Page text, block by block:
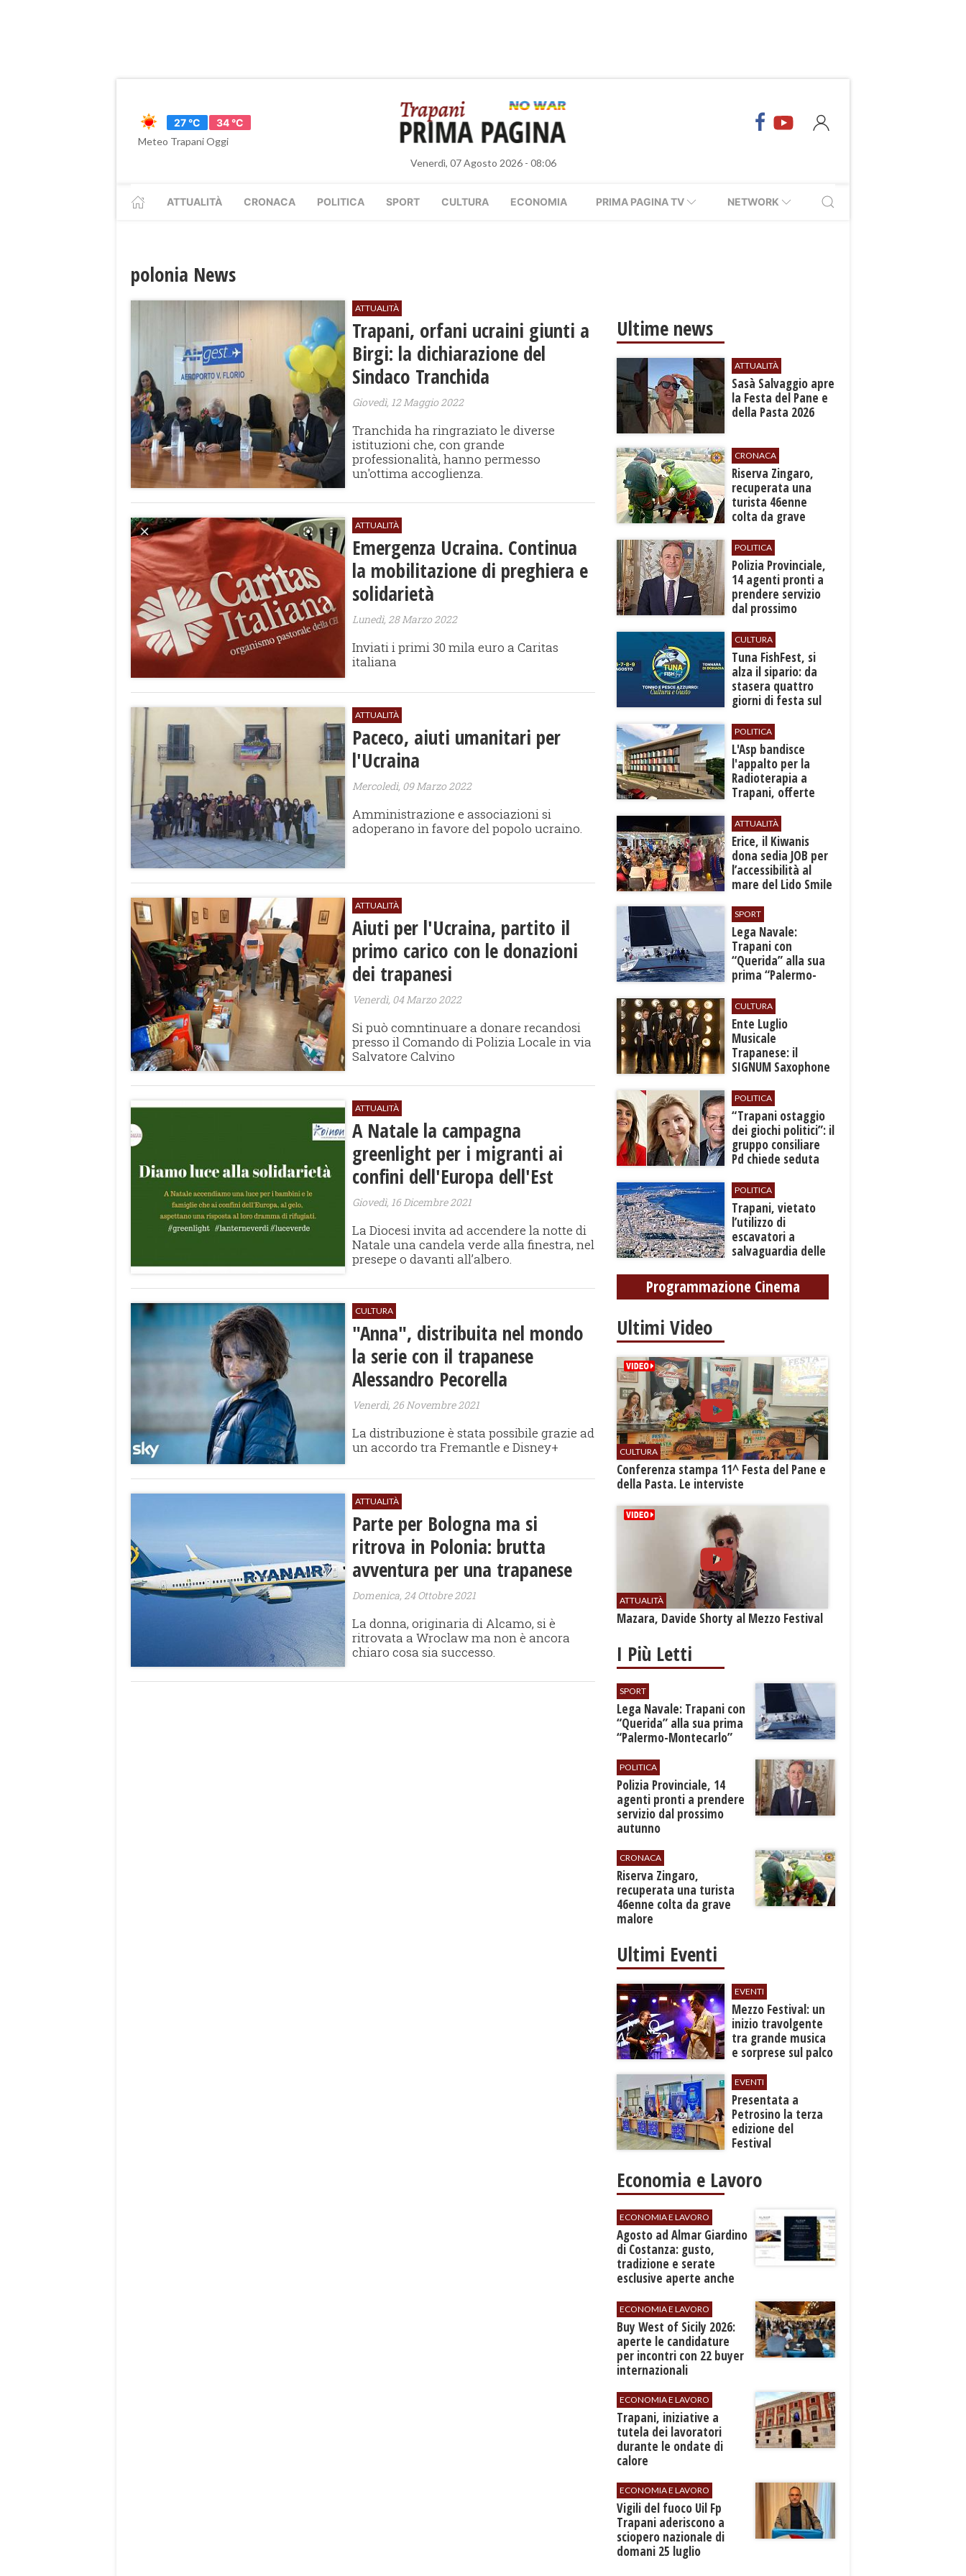
27 °C
34 °C
Meteo Trapani Oggi
Venerdì, 07 Agosto 2026 - 08:06
ATTUALITÀ CRONACA POLITICA SPORT CULTURA ECONOMIA PRIMA PAGINA TV NETWORK
polonia News
ATTUALITÀ
Trapani, orfani ucraini giunti a
Birgi: la dichiarazione del
Sindaco Tranchida
Giovedì, 12 Maggio 2022
Tranchida ha ringraziato le diverse
istituzioni che, con grande
professionalità, hanno permesso
un'ottima accoglienza.
ATTUALITÀ
Emergenza Ucraina. Continua
la mobilitazione di preghiera e
solidarietà
Lunedì, 28 Marzo 2022
Inviati i primi 30 mila euro a Caritas
italiana
ATTUALITÀ
Paceco, aiuti umanitari per
l'Ucraina
Mercoledì, 09 Marzo 2022
Amministrazione e associazioni si
adoperano in favore del popolo ucraino.
ATTUALITÀ
Aiuti per l'Ucraina, partito il
primo carico con le donazioni
dei trapanesi
Venerdì, 04 Marzo 2022
Si può comntinuare a donare recandosi
presso il Comando di Polizia Locale in via
Salvatore Calvino
ATTUALITÀ
A Natale la campagna
greenlight per i migranti ai
confini dell'Europa dell'Est
Giovedì, 16 Dicembre 2021
La Diocesi invita ad accendere la notte di
Natale una candela verde alla finestra, nel
presepe o davanti all’albero.
CULTURA
"Anna", distribuita nel mondo
la serie con il trapanese
Alessandro Pecorella
Venerdì, 26 Novembre 2021
La distribuzione è stata possibile grazie ad
un accordo tra Fremantle e Disney+
ATTUALITÀ
Parte per Bologna ma si
ritrova in Polonia: brutta
avventura per una trapanese
Domenica, 24 Ottobre 2021
La donna, originaria di Alcamo, si è
ritrovata a Wroclaw ma non è ancora
chiaro cosa sia successo.
Ultime news
ATTUALITÀ
Sasà Salvaggio apre
la Festa del Pane e
della Pasta 2026
CRONACA
​Riserva Zingaro,
recuperata una
turista 46enne
colta da grave
POLITICA
​Polizia Provinciale,
14 agenti pronti a
prendere servizio
dal prossimo
CULTURA
​Tuna FishFest, si
alza il sipario: da
stasera quattro
giorni di festa sul
POLITICA
L'Asp bandisce
l'appalto per la
Radioterapia a
Trapani, offerte
ATTUALITÀ
​Erice, il Kiwanis
dona sedia JOB per
l’accessibilità al
mare del Lido Smile
SPORT
​Lega Navale:
Trapani con
“Querida” alla sua
prima “Palermo-
CULTURA
Ente Luglio
Musicale
Trapanese: il
SIGNUM Saxophone
con l’“American
Dream”
POLITICA
​“Trapani ostaggio
dei giochi politici”: il
gruppo consiliare
Pd chiede seduta
bilancio
POLITICA
​Trapani, vietato
l’utilizzo di
escavatori a
salvaguardia delle
fognaria
Programmazione Cinema
Ultimi Video
CULTURA
Conferenza stampa 11^ Festa del Pane e
della Pasta. Le interviste
ATTUALITÀ
Mazara, Davide Shorty al Mezzo Festival
I Più Letti
SPORT
​Lega Navale: Trapani con
“Querida” alla sua prima
“Palermo-Montecarlo”
POLITICA
​Polizia Provinciale, 14
agenti pronti a prendere
servizio dal prossimo
autunno
CRONACA
​Riserva Zingaro,
recuperata una turista
46enne colta da grave
malore
Ultimi Eventi
EVENTI
Mezzo Festival: un
inizio travolgente
tra grande musica
e sorprese sul palco
EVENTI
Presentata a
Petrosino la terza
edizione del
Festival
"Voci dal
Economia e Lavoro
ECONOMIA E LAVORO
Agosto ad Almar Giardino
di Costanza: gusto,
tradizione e serate
esclusive aperte anche
ECONOMIA E LAVORO
Buy West of Sicily 2026:
aperte le candidature
per incontri con 22 buyer
internazionali
ECONOMIA E LAVORO
​Trapani, iniziative a
tutela dei lavoratori
durante le ondate di
calore
ECONOMIA E LAVORO
​Vigili del fuoco Uil Fp
Trapani aderiscono a
sciopero nazionale di
domani 25 luglio